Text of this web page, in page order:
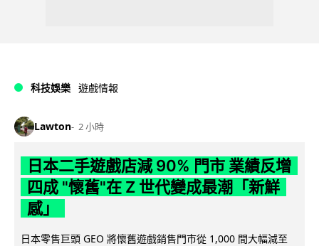
科技娛樂 遊戲情報
Lawton 2 小時
日本二手遊戲店減 90% 門市 業績反增
四成 "懷舊"在 Z 世代變成最潮「新鮮
感」
日本零售巨頭 GEO 將懷舊遊戲銷售門市從 1,000 間大幅減至